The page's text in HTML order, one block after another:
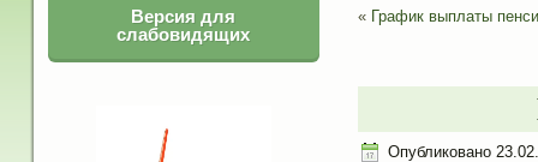
Версия для
слабовидящих
« График выплаты
Опубликовано